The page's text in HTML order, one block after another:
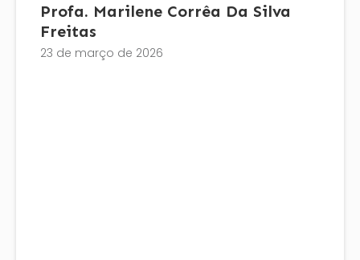
Profa. Marilene Corrêa Da Silva
Freitas
23 de março de 2026